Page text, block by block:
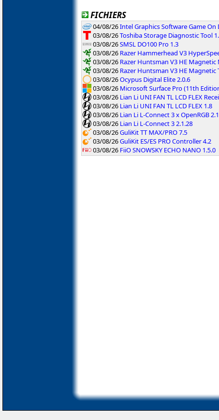
FICHIERS
04/08/26Intel Graphics Software Game On
03/08/26Toshiba Storage Diagnostic Tool
03/08/26SMSL DO100 Pro 1.3
03/08/26 Razer Hammerhead V3
03/08/26 Razer Huntsman V3 HE Magnetic
03/08/26 Razer Huntsman V3 HE Magnetic
03/08/26Ocypus Digital Elite 2.0.6
03/08/26 Microsoft Surface Pro (11th
03/08/26 Lian Li UNI FAN TL LCD FLEX
03/08/26 Lian Li UNI FAN TL LCD FLEX 1.8
03/08/26 Lian Li L-Connect 3 x OpenRGB
03/08/26 Lian Li L-Connect 3 2.1.28
03/08/26GuliKit TT MAX/PRO 7.5
03/08/26GuliKit ES/ES PRO Controller 4.2
03/08/26 FiiO SNOWSKY ECHO NANO 1.5.0